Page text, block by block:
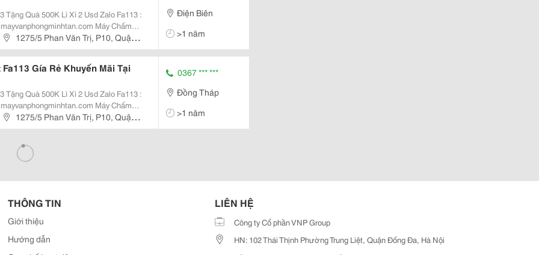
500K Lì Xì 2 Usd Zalo Fa113 :
Máy Chấm
Vân Tay Máy Chấm Công
Đến...
1275/5 Phan Văn Trị, P10, Quận
Điện Biên
>1 năm
Gía Rẻ Khuyến Mãi Tại
500K Lì Xì 2 Usd Zalo Fa113 :
Máy Chấm
Vân Tay Máy Chấm Công
Đến...
1275/5 Phan Văn Trị, P10, Quận
0367 *** ***
Đồng Tháp
>1 năm
THÔNG TIN
Giới thiệu
Hướng dẫn
LIÊN HỆ
Công ty Cổ phần VNP Group
HN: 102 Thái Thịnh Phường Trung Liệt, Quận Đống Đa, Hà Nội